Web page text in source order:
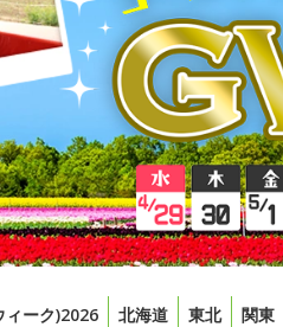
ィーク)2026 北海道 東北 関東